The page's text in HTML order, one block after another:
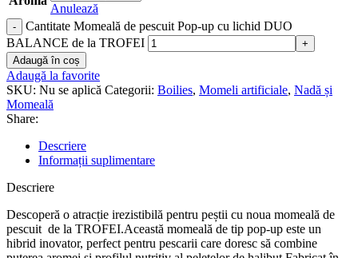
Anulează
Cantitate Momeală de pescuit Pop-up cu lichid DUO
BALANCE de la TROFEI
Adaugă în coș
Adaugă la favorite
SKU: Nu se aplică Categorii: Boilies, Momeli artificiale, Nadă și
Momeală
Share:
Descriere
Informații suplimentare
Descriere
Descoperă o atracție irezistibilă pentru peștii cu noua momeală de
pescuit de la TROFEI.Această momeală de tip pop-up este un
hibrid inovator, perfect pentru pescarii care doresc să combine